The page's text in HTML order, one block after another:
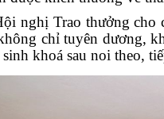
nghị Trao thưởng cho
chỉ tuyên dương,
khoá sau noi theo,